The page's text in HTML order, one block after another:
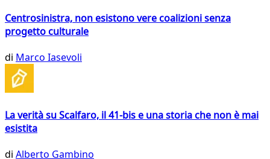
Centrosinistra, non esistono vere coalizioni senza
progetto culturale
di Marco Iasevoli
La verità su Scalfaro, il 41-bis e una storia che non è mai
esistita
di Alberto Gambino